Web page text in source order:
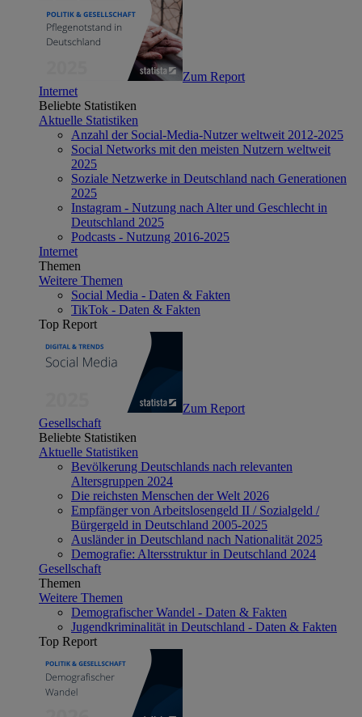
Zum Report
Internet
Beliebte Statistiken
Aktuelle Statistiken
Anzahl der Social-Media-Nutzer weltweit 2012-2025
Social Networks mit den meisten Nutzern weltweit
2025
Soziale Netzwerke in Deutschland nach Generationen
2025
Instagram - Nutzung nach Alter und Geschlecht in
Deutschland 2025
Podcasts - Nutzung 2016-2025
Internet
Themen
Weitere Themen
Social Media - Daten & Fakten
TikTok - Daten & Fakten
Top Report
Zum Report
Gesellschaft
Beliebte Statistiken
Aktuelle Statistiken
Bevölkerung Deutschlands nach relevanten
Altersgruppen 2024
Die reichsten Menschen der Welt 2026
Empfänger von Arbeitslosengeld II / Sozialgeld /
Bürgergeld in Deutschland 2005-2025
Ausländer in Deutschland nach Nationalität 2025
Demografie: Altersstruktur in Deutschland 2024
Gesellschaft
Themen
Weitere Themen
Demografischer Wandel - Daten & Fakten
Jugendkriminalität in Deutschland - Daten & Fakten
Top Report